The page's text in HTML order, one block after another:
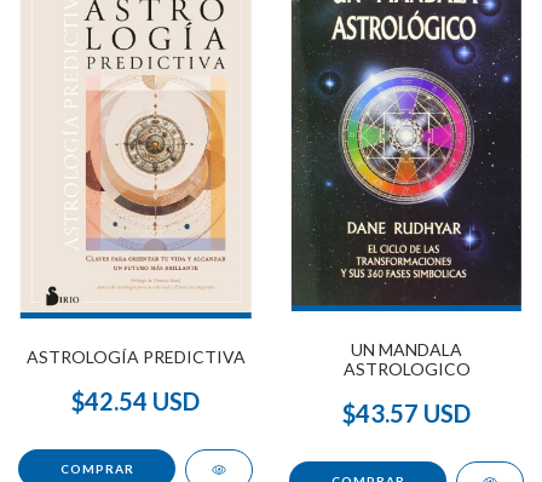
ASTROLOGÍA PREDICTIVA
$42.54 USD
UN MANDALA
ASTROLOGICO
$43.57 USD